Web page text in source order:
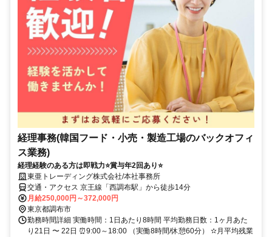
経理事務(韓国フード・小売・製造工場のバックオフィ
ス業務)
経理経験のある方は即戦力⭐賞与年2回あり⭐
東亜トレーディング株式会社/本社事務所
交通・アクセス 京王線「西調布駅」から徒歩14分
月給250,000円～372,000円
東京都調布市
勤務時間詳細 実働時間：1日あたり8時間 平均勤務日数：1ヶ月あた
り21日 〜 22日 ⏰9:00～18:00 （実働8時間/休憩60分） ✫月平均残業